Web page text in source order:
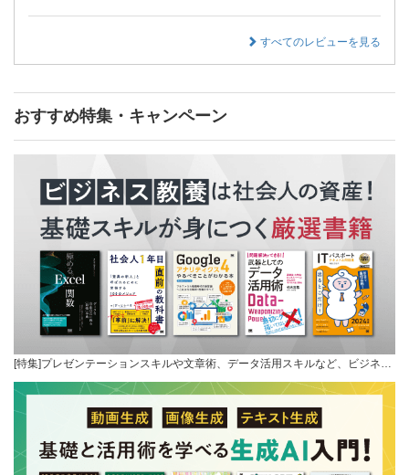
すべてのレビューを見る
おすすめ特集・キャンペーン
[特集]プレゼンテーションスキルや文章術、データ活用スキルなど、ビジネ…